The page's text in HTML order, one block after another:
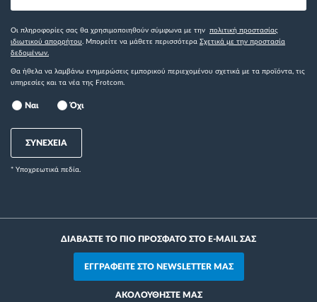
Οι πληροφορίες σας θα χρησιμοποιηθούν σύμφωνα με την πολιτική προστασίας
ιδιωτικού απορρήτου. Μπορείτε να μάθετε περισσότερα Σχετικά με την προστασία
δεδομένων.
Θα ήθελα να λαμβάνω ενημερώσεις εμπορικού περιεχομένου σχετικά με τα προϊόντα, τις
υπηρεσίες και τα νέα της Frotcom.
Ναι Όχι
ΣΥΝΕΧΕΙΑ
* Yποχρεωτικά πεδία.
ΔΙΑΒΑΣΤΕ ΤΟ ΠΙΟ ΠΡΟΣΦΑΤΟ ΣΤΟ E-MAIL ΣΑΣ
ΕΓΓΡΑΦΕΙΤΕ ΣΤΟ NEWSLETTER ΜΑΣ
ΑΚΟΛΟΥΘΗΣΤΕ ΜΑΣ